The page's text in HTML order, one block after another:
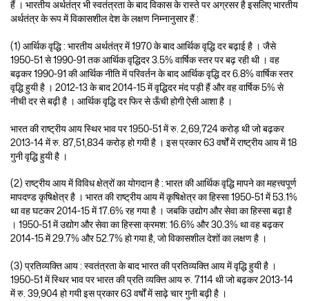
हैं । भारतीय अर्थतंत्र भी स्वतंत्रता के बाद विकास के रास्ते पर अग्रसर है इसलिए भारतीय
अर्थतंत्र के रूप में विकासशील देश के लक्षण निम्नानुसार हैं :
(1) आर्थिक वृद्धि : भारतीय अर्थतंत्र में 1970 के बाद आर्थिक वृद्धि दर बढ़ाई है । जैसे
1950-51 से 1990-91 तक आर्थिक वृद्धिदर 3.5% वार्षिक स्तर पर बढ़ रही थी । वह
बढ़कर 1990-91 की आर्थिक नीति में परिवर्तन के बाद आर्थिक वृद्धि दर 6.8% वार्षिक स्तर
वृद्धि हुयी है । 2012-13 के बाद 2014-15 में वृद्धिदर मंद पड़ी हैं और वह वार्षिक 5% से
नीची दर से बढ़ी है । आर्थिक वृद्धि दर फिर से ऊँची होगी ऐसी आशा है ।
भारत की राष्ट्रीय आय स्थिर भाव पर 1950-51 में रु. 2,69,724 करोड़ थी जो बढ़कर
2013-14 में रु. 87,51,834 करोड़ हो गयी है । इस प्रकार 63 वर्षों में राष्ट्रीय आय में 18
गुनी वृद्धि हुयी है ।
(2) राष्ट्रीय आय में विविध क्षेत्रों का योगदान है : भारत की आर्थिक वृद्धि मापने का महत्त्वपूर्ण
मापदण्ड कृषिक्षेत्र है । भारत की राष्ट्रीय आय में कृषिक्षेत्र का हिस्सा 1950-51 में 53.1%
था वह घटकर 2014-15 में 17.6% रह गया है । जबकि उद्योग और सेवा का हिस्सा बढ़ा है
। 1950-51 में उद्योग और सेवा का हिस्सा क्रमश: 16.6% और 30.3% था वह बढ़कर
2014-15 में 29.7% और 52.7% हो गया है, जो विकासशील देशों का लक्षण है ।
(3) प्रतिव्यक्ति आय : स्वतंत्रता के बाद भारत की प्रतिव्यक्ति आय में वृद्धि हुयी है ।
1950-51 में स्थिर भाव पर भारत की प्रति व्यक्ति आय रु. 7114 थी जो बढ़कर 2013-14
में रु. 39,904 हो गयी इस प्रकार 63 वर्षों में साढ़े चार गुनी बढ़ी है ।